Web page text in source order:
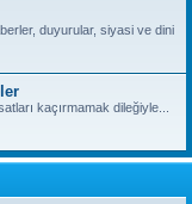
duyurular, siyasi ve dini
kaçırmamak dileğiyle...